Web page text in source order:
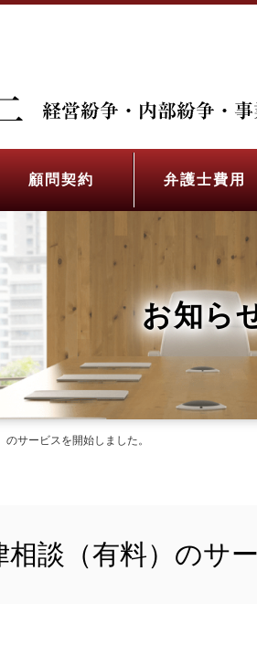
顧問契約 弁護士費用
お知ら
サービスを開始しました。
相談（有料）のサ